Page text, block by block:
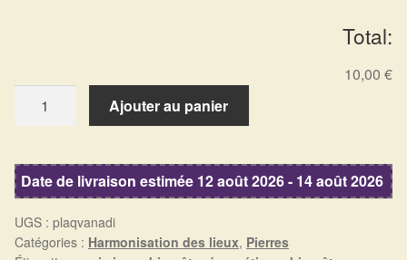
La roue de l’année
Mon compte
Validation de la commande
Total:
10,00 €
Ajouter au panier
Date de livraison estimée 12 août 2026 - 14 août 2026
UGS : plaqvanadi
Catégories : Harmonisation des lieux, Pierres